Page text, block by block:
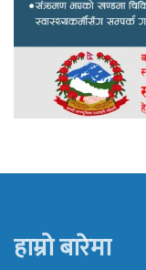
हाम्रो बारेमा